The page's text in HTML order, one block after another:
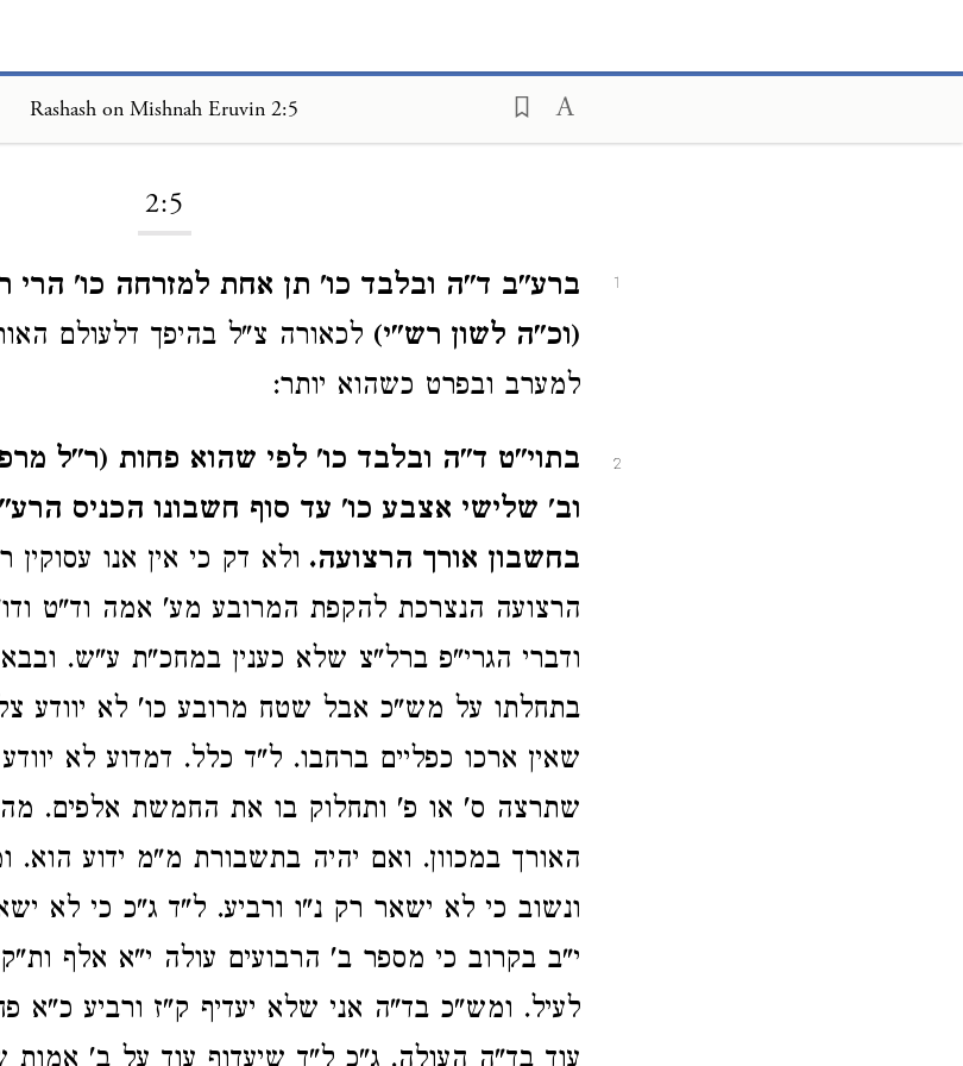
Rashash on Mishnah Eruvin 2:5
2:5
1
ברע"ב ד"ה ובלבד כו' תן אחת למזרחה כו' הרי
(וכ"ה לשון רש"י) לכאורה צ"ל בהיפך דלעולם
למערב ובפרט כשהוא יותר:
2
בתוי"ט ד"ה ובלבד כו' לפי שהוא פחות (ר"ל
וב' שלישי אצבע כו' עד סוף חשבונו הכניס
בחשבון אורך הרצועה. ולא דק כי אין אנו
הרצועה הנצרכת להקפת המרובע מע' אמה וד"ט
ודברי הגרי"פ ברל"צ שלא כענין במחכ"ת ע"ש.
בתחלתו על מש"כ אבל שטח מרובע כו' לא יוודע
שאין ארכו כפליים ברחבו. ל"ד כלל. דמדוע לא
שתרצה ס' או פ' ותחלוק בו את החמשת אלפים. מה
האורך במכוון. ואם יהיה בתשבורת מ"מ ידוע הוא.
ונשוב כי לא ישאר רק נ"ו ורביע. ל"ד ג"כ כי לא
י"ב בקרוב כי מספר ב' הרבועים עולה י"א אלף
לעיל. ומש"כ בד"ה אני שלא יעדיף ק"ז ורביע כ"א